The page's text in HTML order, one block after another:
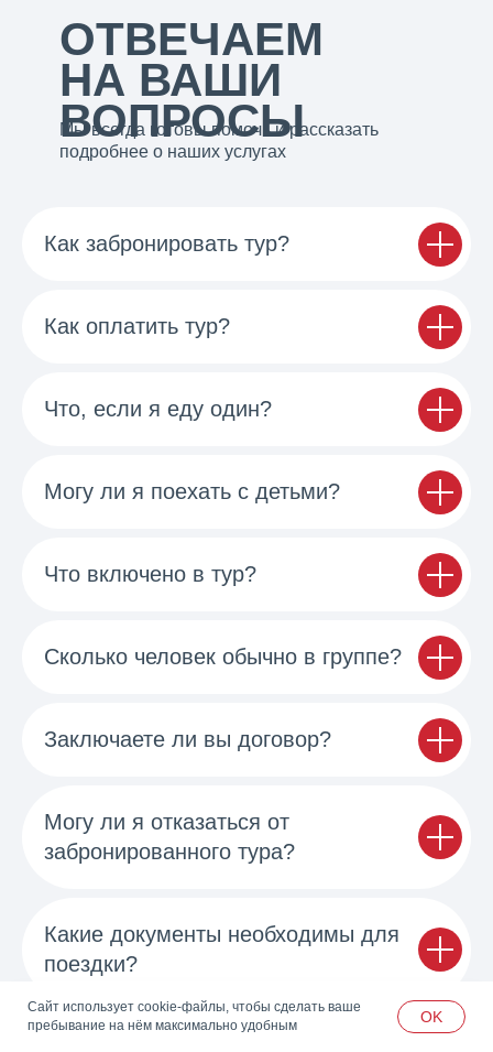
Сайт использует cookie-файлы, чтобы сделать ваше
пребывание на нём максимально удобным
OK
Мы всегда готовы помочь и рассказать
подробнее о наших услугах
ОТВЕЧАЕМ
НА ВАШИ
ВОПРОСЫ
Как забронировать тур?
Как оплатить тур?
Что, если я еду один?
Могу ли я поехать с детьми?
Что включено в тур?
Сколько человек обычно в группе?
Заключаете ли вы договор?
Могу ли я отказаться от
забронированного тура?
Какие документы необходимы для
поездки?